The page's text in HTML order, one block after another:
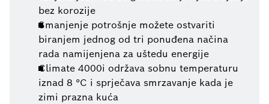
bez korozije
Smanjenje potrošnje možete ostvariti
biranjem jednog od tri ponuđena načina
rada namijenjena za uštedu energije
Climate 4000i održava sobnu temperaturu
iznad 8 °C i sprječava smrzavanje kada je
zimi prazna kuća